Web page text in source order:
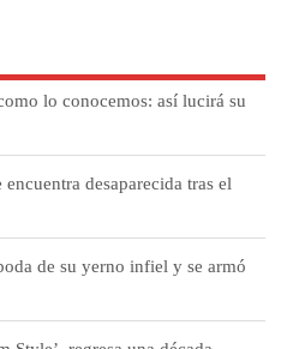
lo conocemos: así lucirá su
desaparecida tras el
de su yerno infiel y se armó